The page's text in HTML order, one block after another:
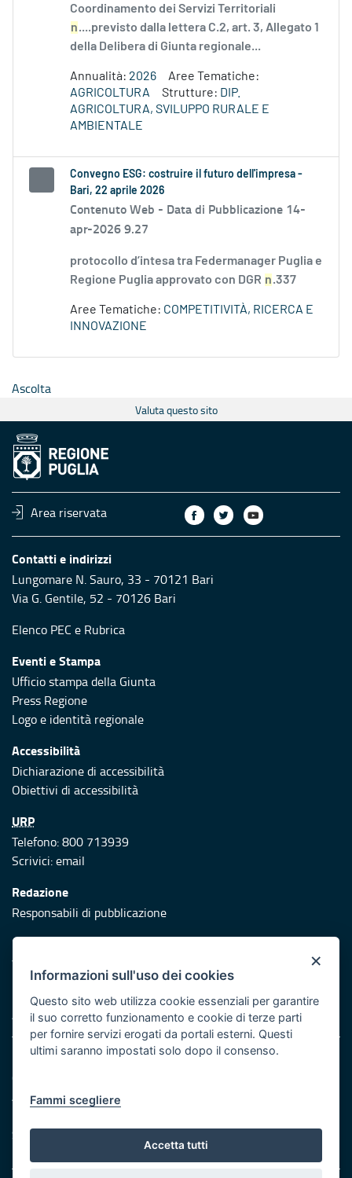
Coordinamento dei Servizi Territoriali
n....previsto dalla lettera C.2, art. 3, Allegato 1
della Delibera di Giunta regionale...
Annualità: 2026
Aree Tematiche:
AGRICOLTURA
Strutture: DIP.
AGRICOLTURA, SVILUPPO RURALE E
AMBIENTALE
Convegno ESG: costruire il futuro dell'impresa -
Bari, 22 aprile 2026
Contenuto Web - Data di Pubblicazione 14-
apr-2026 9.27
protocollo d’intesa tra Federmanager Puglia e
Regione Puglia approvato con DGR n.337
Aree Tematiche: COMPETITIVITÀ, RICERCA E
INNOVAZIONE
Ascolta
Valuta questo sito
Area riservata
Contatti e indirizzi
Lungomare N. Sauro, 33 - 70121 Bari
Via G. Gentile, 52 - 70126 Bari
Elenco PEC e Rubrica
Eventi e Stampa
Ufficio stampa della Giunta
Press Regione
Logo e identità regionale
Accessibilità
Dichiarazione di accessibilità
Obiettivi di accessibilità
URP
Telefono: 800 713939
Scrivici:email
Redazione
Responsabili di pubblicazione
Protezione civile
Vai al sito di Protezione Civile Puglia
Iniziativa finanziata con risorse del POR Puglia 2014/2020 -
Asse XI
Note legali
Cookie e privacy
Atti di notifica
Servizi Intranet
×
Informazioni sull'uso dei cookies
Questo sito web utilizza cookie essenziali per garantire
il suo corretto funzionamento e cookie di terze parti
per fornire servizi erogati da portali esterni. Questi
ultimi saranno impostati solo dopo il consenso.
Fammi scegliere
Accetta tutti